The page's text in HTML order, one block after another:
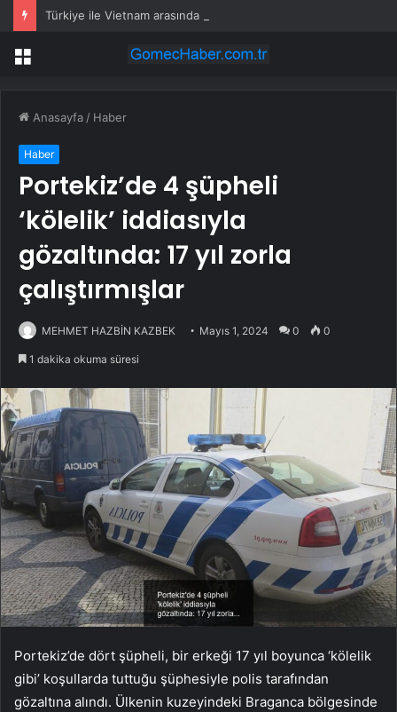
Menü
Anasayfa / Haber
Haber
Portekiz’de 4 şüpheli
‘kölelik’ iddiasıyla
gözaltında: 17 yıl zorla
çalıştırmışlar
MEHMET HAZBİN KAZBEK Mayıs 1, 2024 0 0
1 dakika okuma süresi
Portekiz’de dört şüpheli, bir erkeği 17 yıl boyunca ‘kölelik
gibi’ koşullarda tuttuğu şüphesiyle polis tarafından
gözaltına alındı. Ülkenin kuzeyindeki Braganca bölgesinde